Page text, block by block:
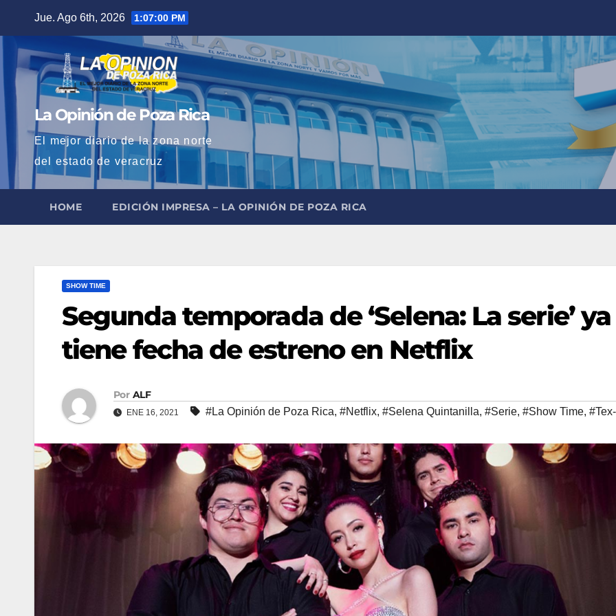
contenido
Jue. Ago 6th, 2026 1:07:02 PM
La Opinión de Poza Rica
El mejor diario de la zona norte
del estado de veracruz
HOME EDICIÓN IMPRESA – LA OPINIÓN DE POZA RICA
SHOW TIME
Segunda temporada de ‘Selena: La serie’ ya
tiene fecha de estreno en Netflix
Por ALF
ENE 16, 2021 #La Opinión de Poza Rica, #Netflix, #Selena Quintanilla, #Serie, #Show Time,